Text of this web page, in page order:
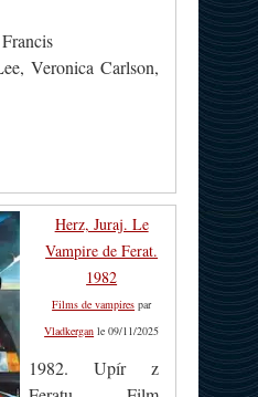
Veronica Carlson,
Herz, Juraj. Le
Vampire de Ferat.
1982
Films de vampires par
Vladkergan le 09/11/2025
1982. Upír z